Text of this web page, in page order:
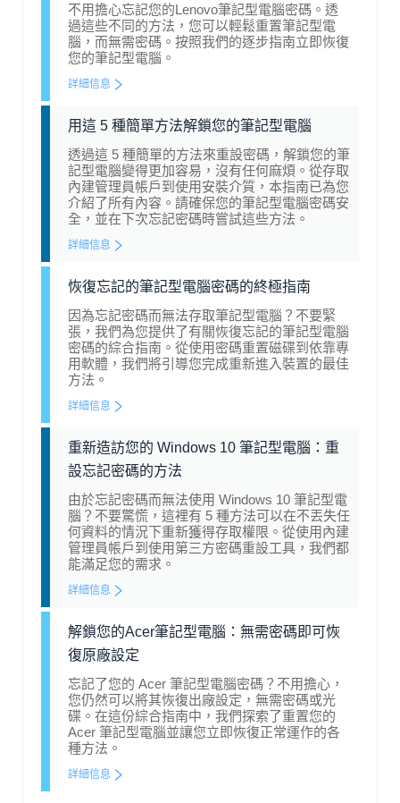
不用擔心忘記您的Lenovo筆記型電腦密碼。透
過這些不同的方法，您可以輕鬆重置筆記型電
腦，而無需密碼。按照我們的逐步指南立即恢復
您的筆記型電腦。
詳細信息
用這 5 種簡單方法解鎖您的筆記型電腦
透過這 5 種簡單的方法來重設密碼，解鎖您的筆
記型電腦變得更加容易，沒有任何麻煩。從存取
內建管理員帳戶到使用安裝介質，本指南已為您
介紹了所有內容。請確保您的筆記型電腦密碼安
全，並在下次忘記密碼時嘗試這些方法。
詳細信息
恢復忘記的筆記型電腦密碼的終極指南
因為忘記密碼而無法存取筆記型電腦？不要緊
張，我們為您提供了有關恢復忘記的筆記型電腦
密碼的綜合指南。從使用密碼重置磁碟到依靠專
用軟體，我們將引導您完成重新進入裝置的最佳
方法。
詳細信息
重新造訪您的 Windows 10 筆記型電腦：重
設忘記密碼的方法
由於忘記密碼而無法使用 Windows 10 筆記型電
腦？不要驚慌，這裡有 5 種方法可以在不丟失任
何資料的情況下重新獲得存取權限。從使用內建
管理員帳戶到使用第三方密碼重設工具，我們都
能滿足您的需求。
詳細信息
解鎖您的Acer筆記型電腦：無需密碼即可恢
復原廠設定
忘記了您的 Acer 筆記型電腦密碼？不用擔心，
您仍然可以將其恢復出廠設定，無需密碼或光
碟。在這份綜合指南中，我們探索了重置您的
Acer 筆記型電腦並讓您立即恢復正常運作的各
種方法。
詳細信息